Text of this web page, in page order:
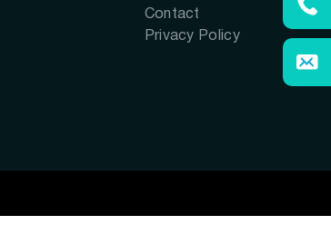
Contact
Privacy Policy